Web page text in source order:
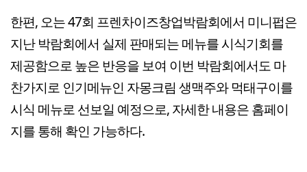
한편, 오는 47회 프렌차이즈창업박람회에서 미니펍은
지난 박람회에서 실제 판매되는 메뉴를 시식기회를
제공함으로 높은 반응을 보여 이번 박람회에서도 마
찬가지로 인기메뉴인 자몽크림 생맥주와 먹태구이를
시식 메뉴로 선보일 예정으로, 자세한 내용은 홈페이
지를 통해 확인 가능하다.